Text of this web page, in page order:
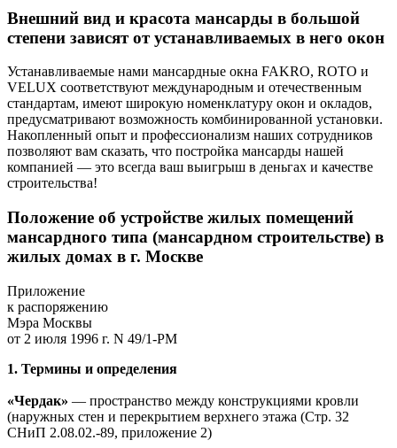
Внешний вид и красота мансарды в большой
степени зависят от устанавливаемых в него окон
Устанавливаемые нами мансардные окна FAKRO, ROTO и
VELUX соответствуют международным и отечественным
стандартам, имеют широкую номенклатуру окон и окладов,
предусматривают возможность комбинированной установки.
Накопленный опыт и профессионализм наших сотрудников
позволяют вам сказать, что постройка мансарды нашей
компанией — это всегда ваш выигрыш в деньгах и качестве
строительства!
Положение об устройстве жилых помещений
мансардного типа (мансардном строительстве) в
жилых домах в г. Москве
Приложение
к распоряжению
Мэра Москвы
от 2 июля 1996 г. N 49/1-РМ
1. Термины и определения
«Чердак» — пространство между конструкциями кровли
(наружных стен и перекрытием верхнего этажа (Стр. 32
СНиП 2.08.02.-89, приложение 2)